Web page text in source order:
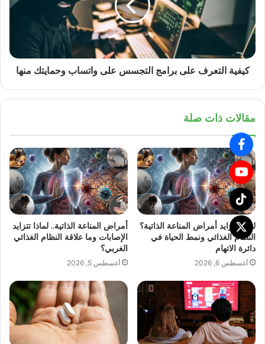
كيفية التعرف على برامج التجسس على واتساب وحمايتك منها
مقالات ذات صلة
لماذا تتزايد أمراض المناعة الذاتية؟
النظام الغذائي ونمط الحياة في
دائرة الاتهام
أغسطس 6, 2026
أمراض المناعة الذاتية.. لماذا تتزايد
الإصابات وما علاقة النظام الغذائي
الغربي؟
أغسطس 5, 2026